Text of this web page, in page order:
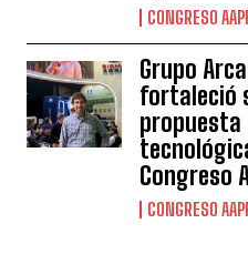
CONGRESO
Grupo
fortaleció
propuesta
Congreso
CONGRESO